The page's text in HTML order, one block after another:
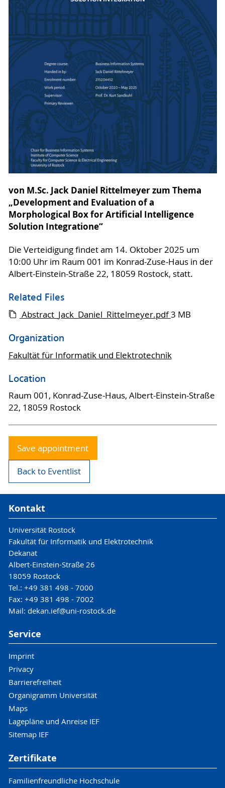
von M.Sc. Jack Daniel Rittelmeyer zum Thema
„Development and Evaluation of a
Morphological Box for Artificial Intelligence
Solution Integratione“
Die Verteidigung findet am 14. Oktober 2025 um
10:00 Uhr im Raum 001 im Konrad-Zuse-Haus in der
Albert-Einstein-Straße 22, 18059 Rostock, statt.
Related Files
Abstract_Jack_Daniel_Rittelmeyer.pdf3 MB
Organization
Fakultät für Informatik und Elektrotechnik
Location
Raum 001, Konrad-Zuse-Haus, Albert-Einstein-Straße
22, 18059 Rostock
Save appointment
Back to Eventlist
Kontakt
Universität Rostock
Fakultät für Informatik und Elektrotechnik
Dekanat
Albert-Einstein-Straße 26
18059 Rostock
Tel.: +49 381 498 - 7000
Fax: +49 381 498 - 7002
Mail: dekan.ief@uni-rostock.de
Service
Imprint
Privacy
Barrierefreiheit
Organigramm Universität
Maps
Lagepläne und Anreise IEF
Sitemap IEF
Zertifikate
Familienfreundliche Hochschule